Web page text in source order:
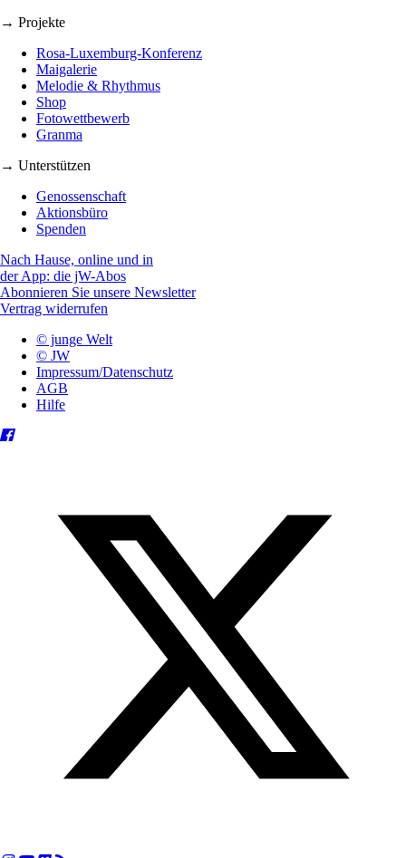
→ Projekte
Rosa-Luxemburg-Konferenz
Maigalerie
Melodie & Rhythmus
Shop
Fotowettbewerb
Granma
→ Unterstützen
Genossenschaft
Aktionsbüro
Spenden
Nach Hause, online und in
der App: die jW-Abos
Abonnieren Sie unsere Newsletter
Vertrag widerrufen
© junge Welt
© JW
Impressum/Datenschutz
AGB
Hilfe